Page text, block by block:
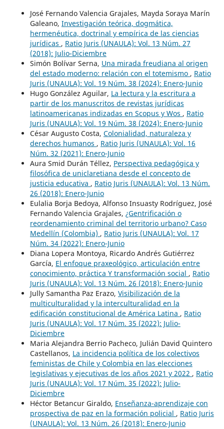
José Fernando Valencia Grajales, Mayda Soraya Marín
Galeano, Investigación teórica, dogmática,
hermenéutica, doctrinal y empírica de las ciencias
jurídicas , Ratio Juris (UNAULA): Vol. 13 Núm. 27
(2018): Julio-Diciembre
Simón Bolívar Serna, Una mirada freudiana al origen
del estado moderno: relación con el totemismo , Ratio
Juris (UNAULA): Vol. 19 Núm. 38 (2024): Enero-Junio
Hugo González Aguilar, La lectura y la escritura a
partir de los manuscritos de revistas jurídicas
latinoamericanas indizadas en Scopus y Wos , Ratio
Juris (UNAULA): Vol. 19 Núm. 38 (2024): Enero-Junio
César Augusto Costa, Colonialidad, naturaleza y
derechos humanos , Ratio Juris (UNAULA): Vol. 16
Núm. 32 (2021): Enero-Junio
Aura Smid Durán Téllez, Perspectiva pedagógica y
filosófica de uniclaretiana desde el concepto de
justicia educativa , Ratio Juris (UNAULA): Vol. 13 Núm.
26 (2018): Enero-Junio
Eulalia Borja Bedoya, Alfonso Insuasty Rodríguez, José
Fernando Valencia Grajales, ¿Gentrificación o
reordenamiento criminal del territorio urbano? Caso
Medellín (Colombia) , Ratio Juris (UNAULA): Vol. 17
Núm. 34 (2022): Enero-Junio
Diana Lopera Montoya, Ricardo Andrés Gutiérrez
García, El enfoque praxeológico, articulación entre
conocimiento, práctica Y transformación social , Ratio
Juris (UNAULA): Vol. 13 Núm. 26 (2018): Enero-Junio
Jully Samantha Paz Erazo, Visibilización de la
multiculturalidad y la interculturalidad en la
edificación constitucional de América Latina , Ratio
Juris (UNAULA): Vol. 17 Núm. 35 (2022): Julio-
Diciembre
Maria Alejandra Berrio Pacheco, Julián David Quintero
Castellanos, La incidencia política de los colectivos
feministas de Chile y Colombia en las elecciones
legislativas y ejecutivas de los años 2021 y 2022 , Ratio
Juris (UNAULA): Vol. 17 Núm. 35 (2022): Julio-
Diciembre
Héctor Betancur Giraldo, Enseñanza-aprendizaje con
prospectiva de paz en la formación policial , Ratio Juris
(UNAULA): Vol. 13 Núm. 26 (2018): Enero-Junio